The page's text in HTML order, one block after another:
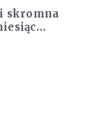
skromna